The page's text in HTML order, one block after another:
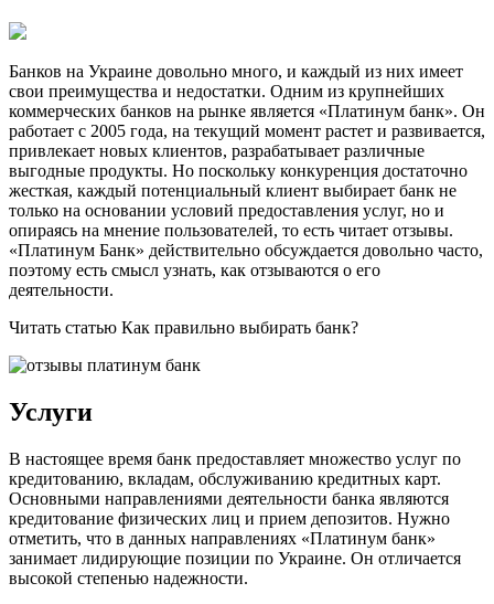
Банков на Украине довольно много, и каждый из них имеет
свои преимущества и недостатки. Одним из крупнейших
коммерческих банков на рынке является «Платинум банк». Он
работает с 2005 года, на текущий момент растет и развивается,
привлекает новых клиентов, разрабатывает различные
выгодные продукты. Но поскольку конкуренция достаточно
жесткая, каждый потенциальный клиент выбирает банк не
только на основании условий предоставления услуг, но и
опираясь на мнение пользователей, то есть читает отзывы.
«Платинум Банк» действительно обсуждается довольно часто,
поэтому есть смысл узнать, как отзываются о его
деятельности.
Читать статью Как правильно выбирать банк?
Услуги
В настоящее время банк предоставляет множество услуг по
кредитованию, вкладам, обслуживанию кредитных карт.
Основными направлениями деятельности банка являются
кредитование физических лиц и прием депозитов. Нужно
отметить, что в данных направлениях «Платинум банк»
занимает лидирующие позиции по Украине. Он отличается
высокой степенью надежности.